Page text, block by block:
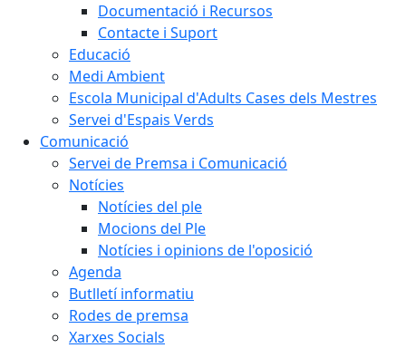
Documentació i Recursos
Contacte i Suport
Educació
Medi Ambient
Escola Municipal d'Adults Cases dels Mestres
Servei d'Espais Verds
Comunicació
Servei de Premsa i Comunicació
Notícies
Notícies del ple
Mocions del Ple
Notícies i opinions de l'oposició
Agenda
Butlletí informatiu
Rodes de premsa
Xarxes Socials